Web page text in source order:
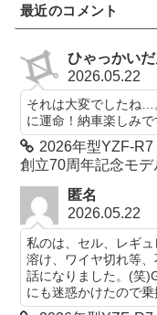
最近のコメント
ひゃっかい
2026.05.22
それは大変でしたね…
に運命！納車楽しみで
2026年型YZF-
創立70周年記念モデ
匿名
2026.05.22
私のは、セル、レギ
溶け、ワイヤ切れ等
話になりました。(笑
にも迷惑かけたので乗